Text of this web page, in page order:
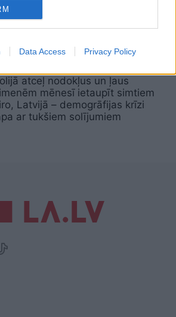
Data Access Privacy Policy
taisnīguma uztvere Eiropā:
sistēma netaisnīgākā ES?
atceļ nodokļus un ļaus
mēnesī ietaupīt simtiem
Latvijā – demogrāfijas krīzi
ar tukšiem solījumiem